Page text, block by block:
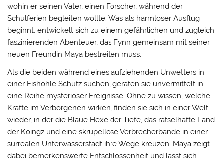
wohin er seinen Vater, einen Forscher, während der
Schulferien begleiten wollte. Was als harmloser Ausflug
beginnt, entwickelt sich zu einem gefährlichen und zugleich
faszinierenden Abenteuer, das Fynn gemeinsam mit seiner
neuen Freundin Maya bestreiten muss.
Als die beiden während eines aufziehenden Unwetters in
einer Eishöhle Schutz suchen, geraten sie unvermittelt in
eine Reihe mysteriöser Ereignisse. Ohne zu wissen, welche
Kräfte im Verborgenen wirken, finden sie sich in einer Welt
wieder, in der die Blaue Hexe der Tiefe, das rätselhafte Land
der Koingz und eine skrupellose Verbrecherbande in einer
surrealen Unterwasserstadt ihre Wege kreuzen. Maya zeigt
dabei bemerkenswerte Entschlossenheit und lässt sich